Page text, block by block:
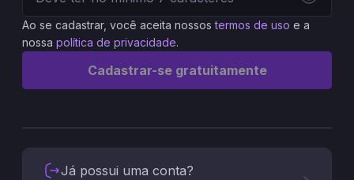
Ao se cadastrar, você aceita nossos termos de uso e a
nossa política de privacidade.
Cadastrar-se gratuitamente
Já possui uma conta?